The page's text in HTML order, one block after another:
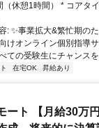
（休憩1時間） * コアタ
: ✨️事業拡大&繁忙期の
けオンライン個別指導
ての受験生にチャンス
在宅OK 昇給あり
ート 【月給30万